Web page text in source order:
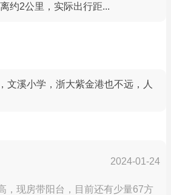
约2公里，实际出行距...
文溪小学，浙大紫金港也不远，人
2024-01-24
，现房带阳台，目前还有少量67方